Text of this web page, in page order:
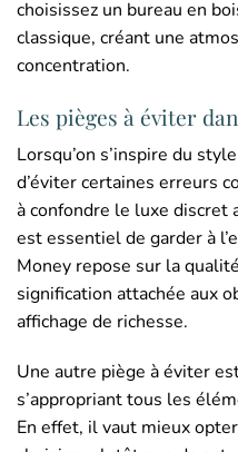
choisissez un bureau en
classique, créant une
concentration.
Les pièges à éviter
Lorsqu’on s’inspire du
d’éviter certaines erreurs
à confondre le luxe discret
est essentiel de garder à
Money repose sur la
signification attachée aux
affichage de richesse.
Une autre piège à éviter
s’appropriant tous les
En effet, il vaut mieux